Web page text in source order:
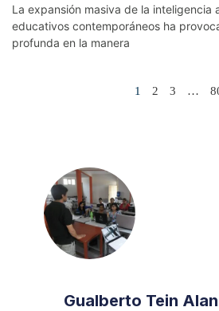
La expansión masiva de la inteligencia
educativos contemporáneos ha
profunda en la manera
1 2 3 …
Gualberto Tein